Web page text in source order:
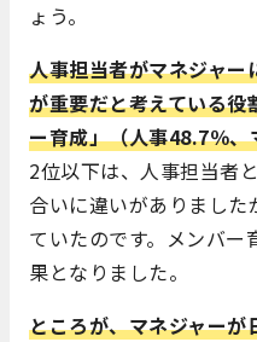
ょう。
人事担当者がマネジャー
が重要だと考えている
ー育成」（人事48.7％
2位以下は、人事担当者
合いに違いがありまし
ていたのです。メンバー
果となりました。
ところが、マネジャー